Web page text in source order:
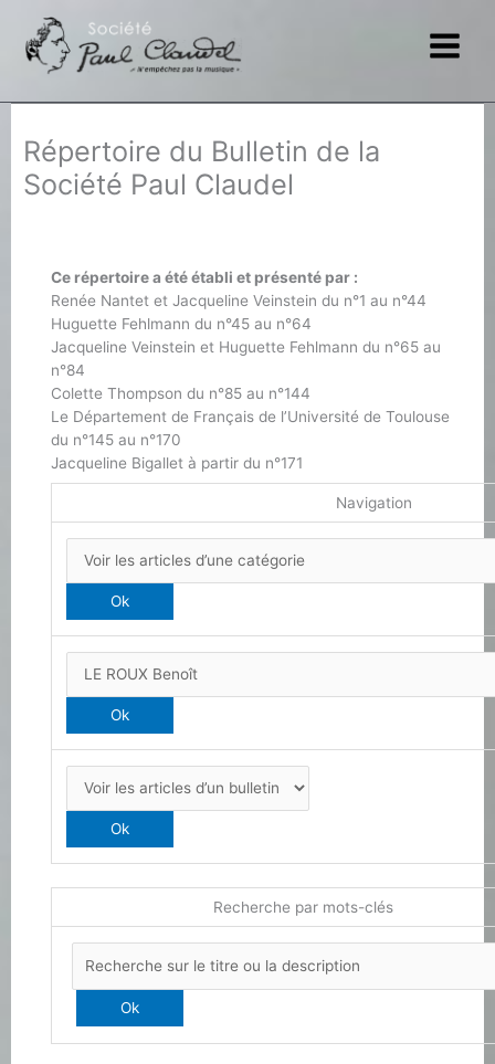
contenu
Répertoire du Bulletin de la
Société Paul Claudel
Ce répertoire a été établi et présenté par :
Renée Nantet et Jacqueline Veinstein du n°1 au n°44
Huguette Fehlmann du n°45 au n°64
Jacqueline Veinstein et Huguette Fehlmann du n°65 au
n°84
Colette Thompson du n°85 au n°144
Le Département de Français de l’Université de Toulouse
du n°145 au n°170
Jacqueline Bigallet à partir du n°171
Navigation
Recherche par mots-clés